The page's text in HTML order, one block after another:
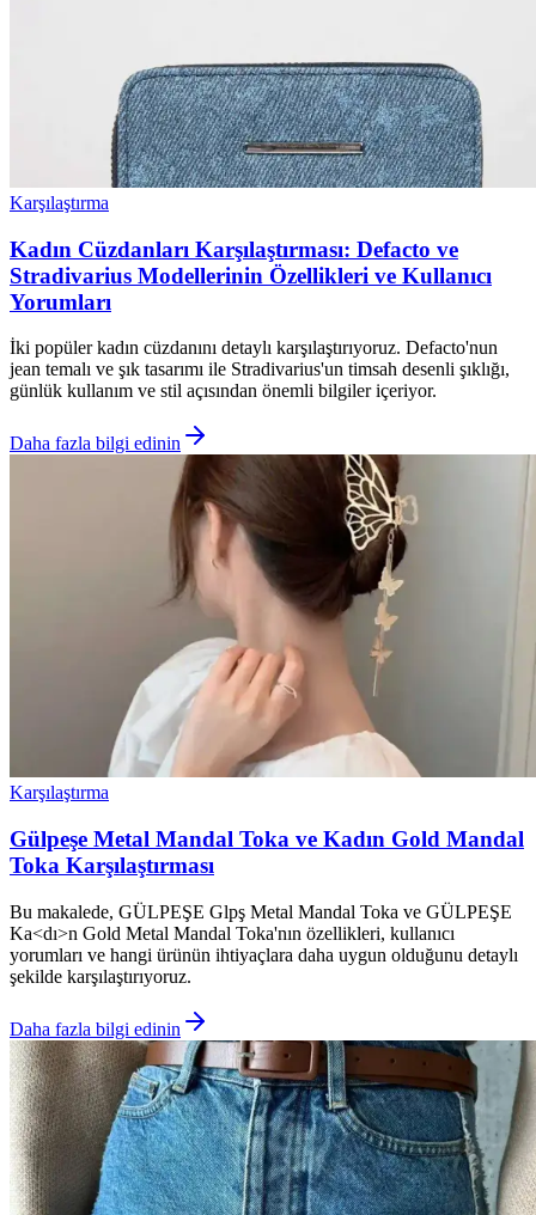
Karşılaştırma
Kadın Cüzdanları Karşılaştırması: Defacto ve
Stradivarius Modellerinin Özellikleri ve Kullanıcı
Yorumları
İki popüler kadın cüzdanını detaylı karşılaştırıyoruz. Defacto'nun
jean temalı ve şık tasarımı ile Stradivarius'un timsah desenli şıklığı,
günlük kullanım ve stil açısından önemli bilgiler içeriyor.
Daha fazla bilgi edinin
Karşılaştırma
Gülpeşe Metal Mandal Toka ve Kadın Gold Mandal
Toka Karşılaştırması
Bu makalede, GÜLPEŞE Glpş Metal Mandal Toka ve GÜLPEŞE
Ka<dı>n Gold Metal Mandal Toka'nın özellikleri, kullanıcı
yorumları ve hangi ürünün ihtiyaçlara daha uygun olduğunu detaylı
şekilde karşılaştırıyoruz.
Daha fazla bilgi edinin